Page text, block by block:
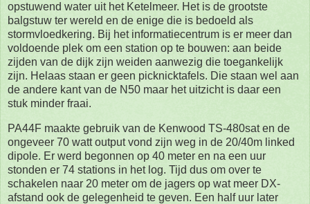
opstuwend water uit het Ketelmeer. Het is de grootste
balgstuw ter wereld en de enige die is bedoeld als
stormvloedkering. Bij het informatiecentrum is er meer dan
voldoende plek om een station op te bouwen: aan beide
zijden van de dijk zijn weiden aanwezig die toegankelijk
zijn. Helaas staan er geen picknicktafels. Die staan wel aan
de andere kant van de N50 maar het uitzicht is daar een
stuk minder fraai.
PA44F maakte gebruik van de Kenwood TS-480sat en de
ongeveer 70 watt output vond zijn weg in de 20/40m linked
dipole. Er werd begonnen op 40 meter en na een uur
stonden er 74 stations in het log. Tijd dus om over te
schakelen naar 20 meter om de jagers op wat meer DX-
afstand ook de gelegenheid te geven. Een half uur later